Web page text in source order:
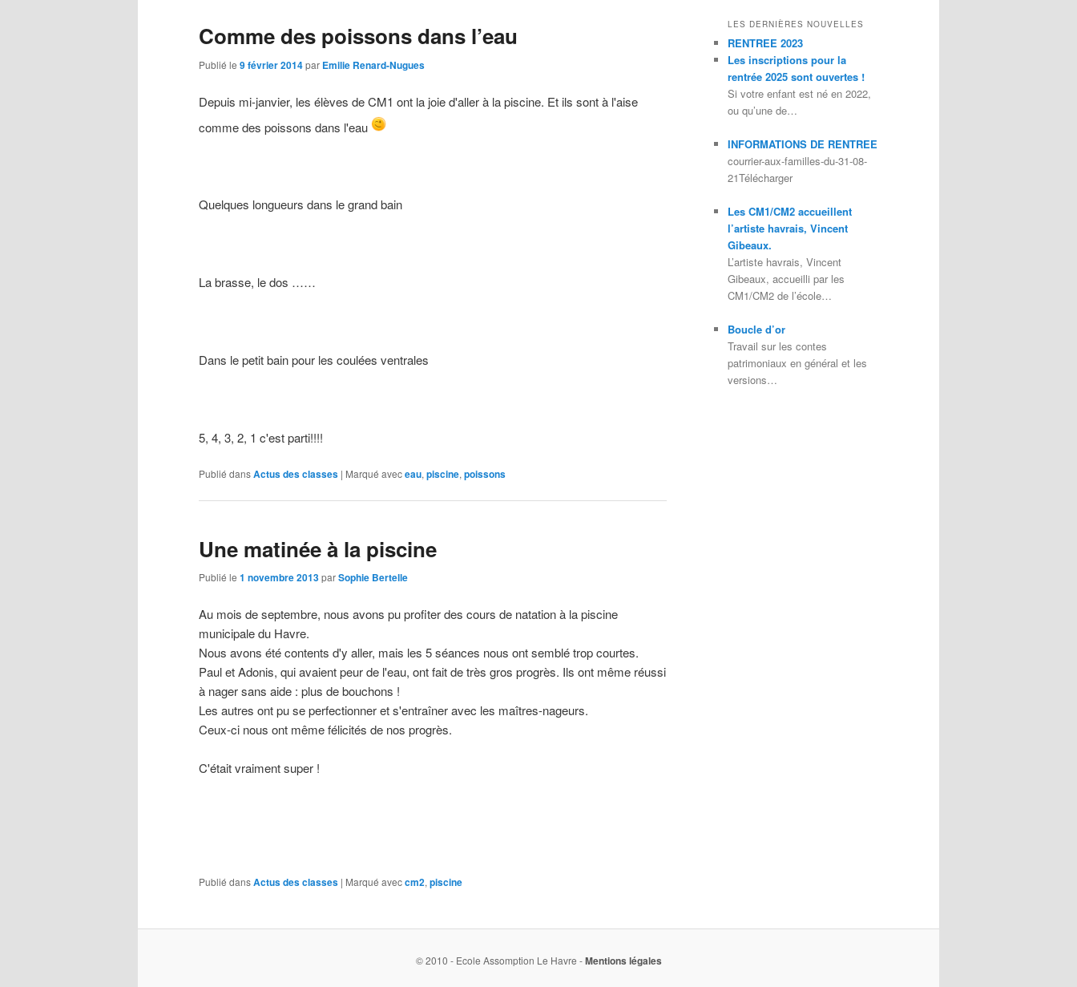
Comme des poissons dans l’eau
Publié le 9 février 2014par Emilie Renard-Nugues
Depuis mi-janvier, les élèves de CM1 ont la joie d'aller à la piscine. Et ils sont à l'aise
comme des poissons dans l'eau
Quelques longueurs dans le grand bain
La brasse, le dos ……
Dans le petit bain pour les coulées ventrales
5, 4, 3, 2, 1 c'est parti!!!!
Publié dansActus des classes | Marqué aveceau, piscine, poissons
Une matinée à la piscine
Publié le 1 novembre 2013parSophie Bertelle
Au mois de septembre, nous avons pu profiter des cours de natation à la piscine
municipale du Havre.
Nous avons été contents d'y aller, mais les 5 séances nous ont semblé trop courtes.
Paul et Adonis, qui avaient peur de l'eau, ont fait de très gros progrès. Ils ont même réussi
à nager sans aide : plus de bouchons !
Les autres ont pu se perfectionner et s'entraîner avec les maîtres-nageurs.
Ceux-ci nous ont même félicités de nos progrès.
C'était vraiment super !
Publié dansActus des classes | Marqué aveccm2, piscine
LES DERNIÈRES NOUVELLES
RENTREE 2023
Les inscriptions pour la
rentrée 2025 sont ouvertes !
Si votre enfant est né en 2022,
ou qu’une de…
INFORMATIONS DE RENTREE
courrier-aux-familles-du-31-08-
21Télécharger
Les CM1/CM2 accueillent
l’artiste havrais, Vincent
Gibeaux.
L’artiste havrais, Vincent
Gibeaux, accueilli par les
CM1/CM2 de l’école…
Boucle d’or
Travail sur les contes
patrimoniaux en général et les
versions…
© 2010 - Ecole Assomption Le Havre -Mentions légales